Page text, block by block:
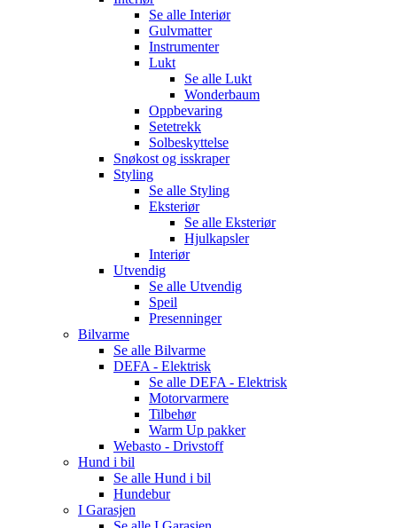
Se alle Interiør
Gulvmatter
Instrumenter
Lukt
Se alle Lukt
Wonderbaum
Oppbevaring
Setetrekk
Solbeskyttelse
Snøkost og isskraper
Styling
Se alle Styling
Eksteriør
Se alle Eksteriør
Hjulkapsler
Interiør
Utvendig
Se alle Utvendig
Speil
Presenninger
Bilvarme
Se alle Bilvarme
DEFA - Elektrisk
Se alle DEFA - Elektrisk
Motorvarmere
Tilbehør
Warm Up pakker
Webasto - Drivstoff
Hund i bil
Se alle Hund i bil
Hundebur
I Garasjen